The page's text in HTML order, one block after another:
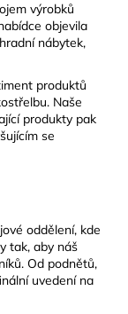
výrobků
objevila
nábytek,
produktů
Naše
produkty pak
se
oddělení, kde
tak, aby náš
Od podnětů,
uvedení na